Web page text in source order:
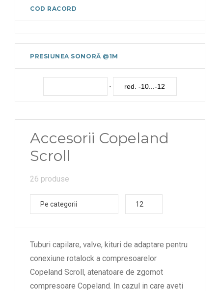
COD RACORD
PRESIUNEA SONORĂ @1M
-
Accesorii Copeland
Scroll
26 produse
Pe categorii 12
Tuburi capilare, valve, kituri de adaptare pentru
conexiune rotalock a compresoarelor
Copeland Scroll, atenatoare de zgomot
compresoare Copeland. In cazul in care aveti